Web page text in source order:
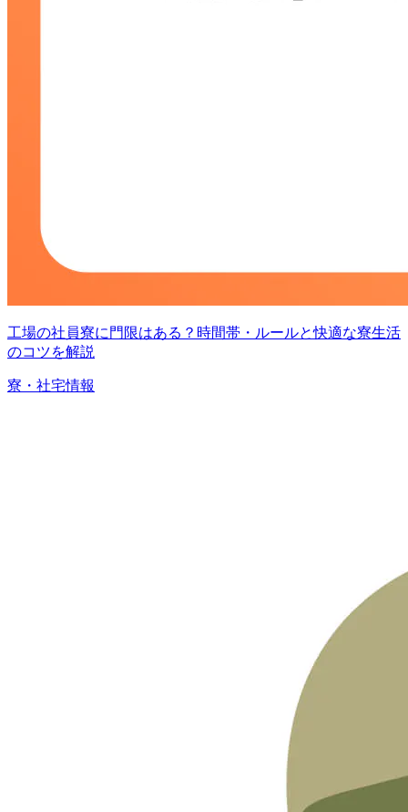
工場の社員寮に門限はある？時間帯・ルールと快適な寮生活
のコツを解説
寮・社宅情報